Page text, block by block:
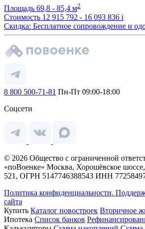
Площадь 69,8 - 85,4 м2
Стоимость 12 915 792 - 16 093 836 i
Скидка: Бесплатное сопровождение и
8 800 500-71-81 Пн-Пт 09:00-18:00
Соцсети
© 2026 Общество с ограниченной
«поВоенке» Москва, Хорошёвское
521, ОГРН 5147746388543 ИНН
Политика конфиденциальности.
сайта
Купить Каталог новостроек Вторичное
Ипотека Список банков